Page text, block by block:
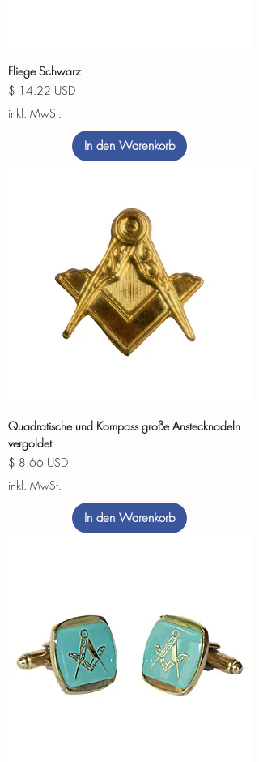
Fliege Schwarz
Preis
$ 14.22 USD
inkl. MwSt.
In den Warenkorb
Quadratische und Kompass große Anstecknadeln
vergoldet
Preis
$ 8.66 USD
inkl. MwSt.
In den Warenkorb